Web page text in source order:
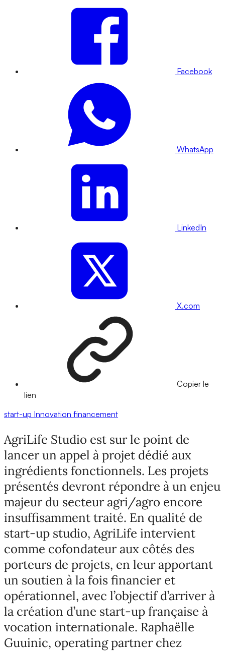
Facebook
WhatsApp
LinkedIn
X.com
Copier le
lien
start-up Innovation financement
AgriLife Studio est sur le point de
lancer un appel à projet dédié aux
ingrédients fonctionnels. Les projets
présentés devront répondre à un enjeu
majeur du secteur agri/agro encore
insuffisamment traité. En qualité de
start-up studio, AgriLife intervient
comme cofondateur aux côtés des
porteurs de projets, en leur apportant
un soutien à la fois financier et
opérationnel, avec l’objectif d’arriver à
la création d’une start-up française à
vocation internationale. Raphaëlle
Guuinic, operating partner chez